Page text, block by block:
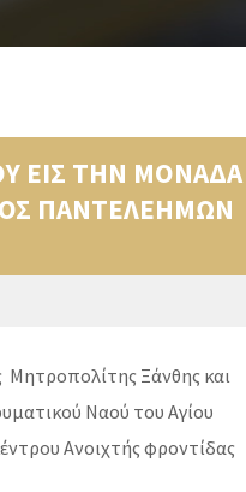
ΕΙΣ ΤΗΝ ΜΟΝΑΔΑ
ΠΑΝΤΕΛΕΗΜΩΝ
Μητροπολίτης Ξάνθης και
Ναού του Αγίου
Ανοιχτής φροντίδας